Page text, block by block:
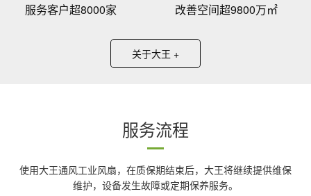
服务客户超8000家
改善空间超9800万㎡
关于大王 +
服务流程
使用大王通风工业风扇，在质保期结束后，大王将继续提供维保
维护，设备发生故障或定期保养服务。